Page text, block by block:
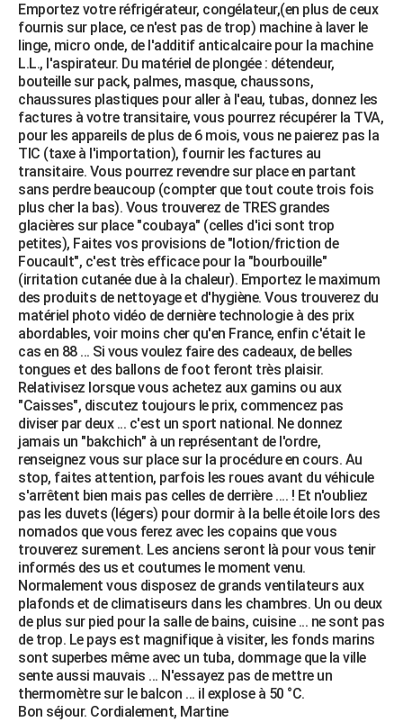
Emportez votre réfrigérateur, congélateur,(en plus de ceux
fournis sur place, ce n'est pas de trop) machine à laver le
linge, micro onde, de l'additif anticalcaire pour la machine
L.L., l'aspirateur. Du matériel de plongée : détendeur,
bouteille sur pack, palmes, masque, chaussons,
chaussures plastiques pour aller à l'eau, tubas, donnez les
factures à votre transitaire, vous pourrez récupérer la TVA,
pour les appareils de plus de 6 mois, vous ne paierez pas la
TIC (taxe à l'importation), fournir les factures au
transitaire. Vous pourrez revendre sur place en partant
sans perdre beaucoup (compter que tout coute trois fois
plus cher la bas). Vous trouverez de TRES grandes
glacières sur place "coubaya" (celles d'ici sont trop
petites), Faites vos provisions de "lotion/friction de
Foucault", c'est très efficace pour la "bourbouille"
(irritation cutanée due à la chaleur). Emportez le maximum
des produits de nettoyage et d'hygiène. Vous trouverez du
matériel photo vidéo de dernière technologie à des prix
abordables, voir moins cher qu'en France, enfin c'était le
cas en 88 ... Si vous voulez faire des cadeaux, de belles
tongues et des ballons de foot feront très plaisir.
Relativisez lorsque vous achetez aux gamins ou aux
"Caisses", discutez toujours le prix, commencez pas
diviser par deux ... c'est un sport national. Ne donnez
jamais un "bakchich" à un représentant de l'ordre,
renseignez vous sur place sur la procédure en cours. Au
stop, faites attention, parfois les roues avant du véhicule
s'arrêtent bien mais pas celles de derrière .... ! Et n'oubliez
pas les duvets (légers) pour dormir à la belle étoile lors des
nomados que vous ferez avec les copains que vous
trouverez surement. Les anciens seront là pour vous tenir
informés des us et coutumes le moment venu.
Normalement vous disposez de grands ventilateurs aux
plafonds et de climatiseurs dans les chambres. Un ou deux
de plus sur pied pour la salle de bains, cuisine ... ne sont pas
de trop. Le pays est magnifique à visiter, les fonds marins
sont superbes même avec un tuba, dommage que la ville
sente aussi mauvais ... N'essayez pas de mettre un
thermomètre sur le balcon ... il explose à 50 °C.
Bon séjour. Cordialement, Martine